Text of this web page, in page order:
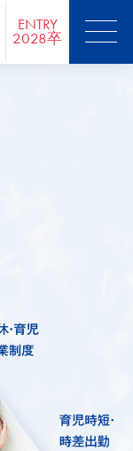
ENTRY
2028卒